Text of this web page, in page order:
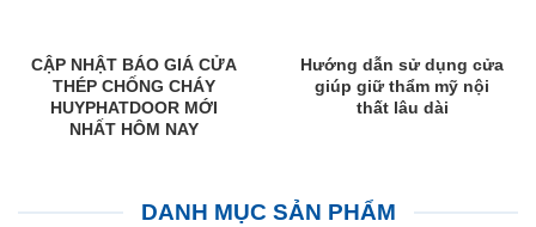
CẬP NHẬT BÁO GIÁ CỬA
THÉP CHỐNG CHÁY
HUYPHATDOOR MỚI
NHẤT HÔM NAY
Hướng dẫn sử dụng cửa
giúp giữ thẩm mỹ nội
thất lâu dài
DANH MỤC SẢN PHẨM